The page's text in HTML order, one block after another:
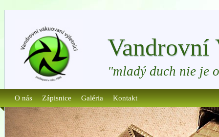
"mladý duch nie je
O nás Zápisnice Galéria Kontakt